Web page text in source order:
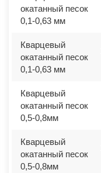
окатанный песок
0,1-0,63 мм
Кварцевый
окатанный песок
0,1-0,63 мм
Кварцевый
окатанный песок
0,5-0,8мм
Кварцевый
окатанный песок
0,5-0,8мм